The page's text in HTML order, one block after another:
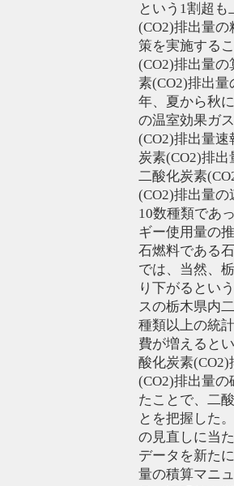
という1割超
(CO2)排出量
策を実施する
(CO2)排出量
素(CO2)排出
年、夏から秋
の温室効果ガ
(CO2)排出量
炭素(CO2)排
二酸化炭素
(CO2)排出量
10数種類であ
ギー使用量の
石燃料である
では、当然、
り下がるとい
スの栃木県内
種類以上の統
費が増えると
酸化炭素
(CO2)排出量
たことで、二
とを把握した
の見直しに当
データを新た
量の積算マニ